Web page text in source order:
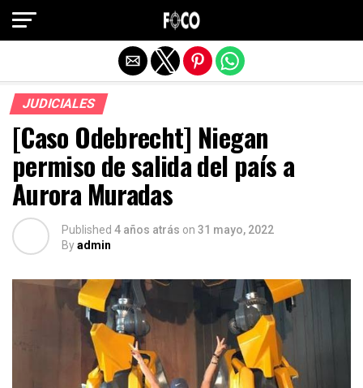
JUDICIALES
[Caso Odebrecht] Niegan
permiso de salida del país a
Aurora Muradas
Published 4 años atrás on 31 mayo, 2022
Byadmin
Salir de la versión móvil